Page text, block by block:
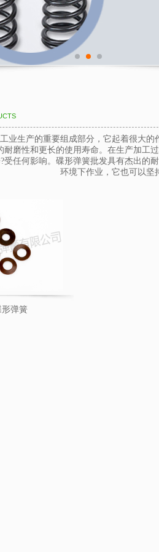
业生产的重要组成部分，它起着很大
耐磨性和更长的使用寿命。在生产加工
受任何影响。碟形弹簧批发具有杰出的
环境下作业，它也可以坚
弹簧